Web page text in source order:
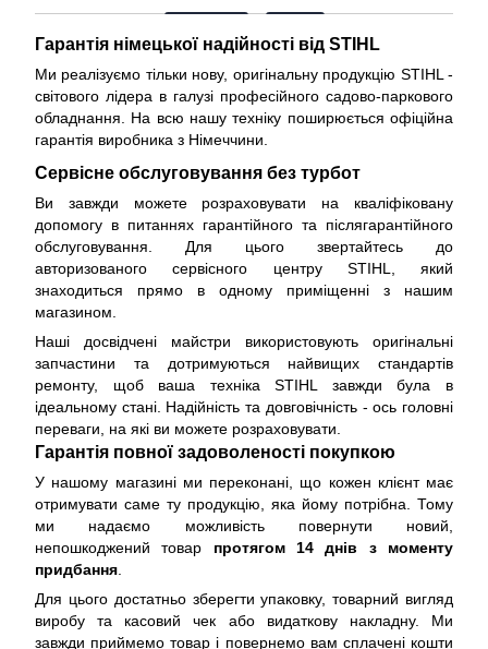
Гарантія німецької надійності від STIHL
Ми реалізуємо тільки нову, оригінальну продукцію STIHL -
світового лідера в галузі професійного садово-паркового
обладнання. На всю нашу техніку поширюється офіційна
гарантія виробника з Німеччини
Сервісне обслуговування без турбот
Ви завжди можете розраховувати на кваліфіковану
допомогу в питаннях гарантійного та післягарантійного
обслуговування. Для цього звертайтесь до
авторизованого сервісного центру STIHL, який
знаходиться прямо в одному приміщенні з нашим
магазином.
Наші досвідчені майстри використовують оригінальні
запчастини та дотримуються найвищих стандартів
ремонту, щоб ваша техніка STIHL завжди була в
ідеальному стані. Надійність та довговічність - ось головні
переваги, на які ви можете розраховувати.
Гарантія повної задоволеності покупкою
У нашому магазині ми переконані, що кожен клієнт має
отримувати саме ту продукцію, яка йому потрібна. Тому
ми надаємо можливість повернути новий,
непошкоджений товар протягом 14 днів з моменту
придбання.
Для цього достатньо зберегти упаковку, товарний вигляд
виробу та касовий чек або видаткову накладну. Ми
завжди приймемо товар і повернемо вам сплачені кошти